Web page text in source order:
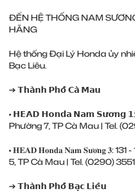
ĐẾN HỆ THỐNG NAM
HÃNG
Hệ thống Đại Lý Honda ủy
Bạc Liêu.
➔ 𝗧𝗵𝗮̀𝗻𝗵 𝗣𝗵𝗼̂́ 𝗖𝗮̀ 𝗠𝗮𝘂
• 𝗛𝗘𝗔𝗗 𝗛𝗼𝗻𝗱𝗮 𝗡𝗮𝗺 𝗦𝘂̛𝗼̛𝗻𝗴 𝟭:
Phường 7, TP Cà Mau | Tel.
• 𝐇𝐄𝐀𝐃 𝐇𝐨𝐧𝐝𝐚 𝐍𝐚𝐦 𝐒𝐮̛𝐨̛𝐧𝐠 𝟑:
5, TP Cà Mau | Tel. (0290)
➔ 𝗧𝗵𝗮̀𝗻𝗵 𝗣𝗵𝗼̂́ 𝗕𝗮̣𝗰 𝗟𝗶𝗲̂𝘂